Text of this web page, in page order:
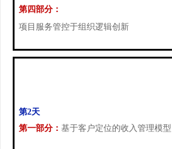
第四部分：
项目服务管控于组织逻辑创新
第2天
第一部分： 基于客户定位的收入管理模型